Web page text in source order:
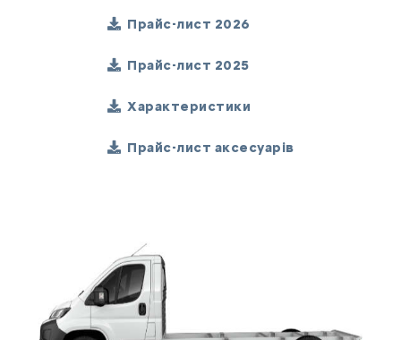
Прайс-лист 2026
Прайс-лист 2025
Характеристики
Прайс-лист аксесуарів